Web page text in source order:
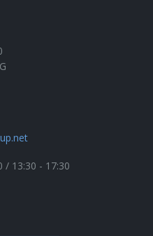
/ 13:30 - 17:30